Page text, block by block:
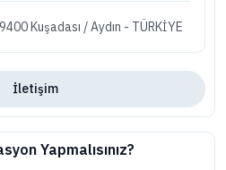
Kuşadası / Aydın - TÜRKİYE
İletişim
Yapmalısınız?